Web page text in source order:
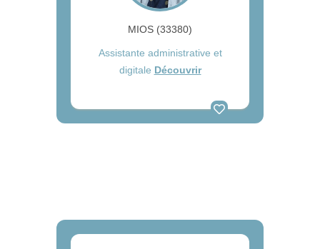
MIOS (33380)
Assistante administrative et
digitale Découvrir